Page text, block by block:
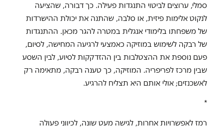
סמלי, ערוצים לביטוי התנגדות פעילה. כך דבורה, שהציעה
לנקוט אלימות פיזית, או סלבה, שהתנה את יכולת ההישרדות
של משפחתו בלימודי אנגלית במטרה להגר מכאן. ההתנגדות
של רבקה לשימוש במוזיקה כאמצעי לרגיעה המחישה, לסיום,
פעם נוספת את ההצטלבות בין ההזדקקות לסיוע, לבין השסע
שבין מרכז לפריפריה. המוזיקה, כך טענה רבקה, מתאימה רק
לאשכנזים; אולי אותם היא תצליח להרגיע.
*
רמז לאפשרויות אחרות, לגישה מעט שונה, לכיווני פעולה